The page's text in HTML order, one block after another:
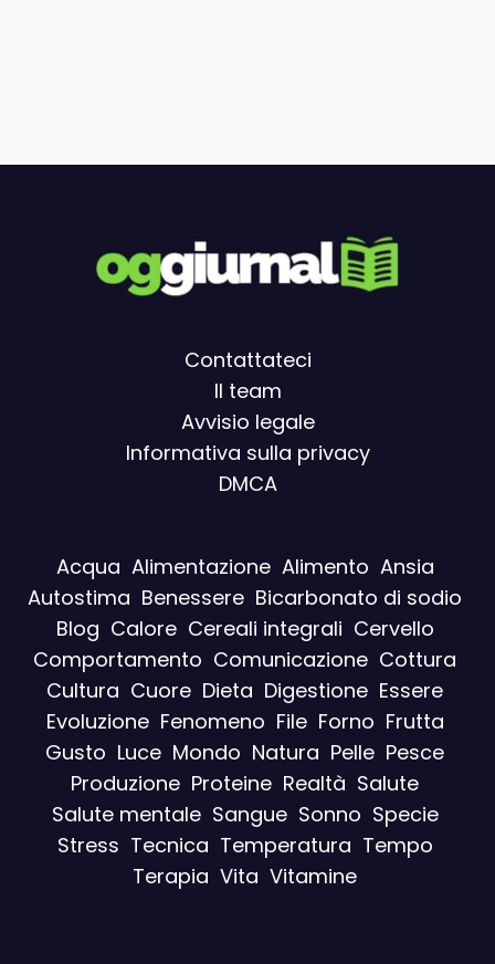
Contattateci
Il team
Avvisio legale
Informativa sulla privacy
DMCA
Acqua Alimentazione Alimento Ansia
Autostima Benessere Bicarbonato di sodio
Blog Calore Cereali integrali Cervello
Comportamento Comunicazione Cottura
Cultura Cuore Dieta Digestione Essere
Evoluzione Fenomeno File Forno Frutta
Gusto Luce Mondo Natura Pelle Pesce
Produzione Proteine Realtà Salute
Salute mentale Sangue Sonno Specie
Stress Tecnica Temperatura Tempo
Terapia Vita Vitamine